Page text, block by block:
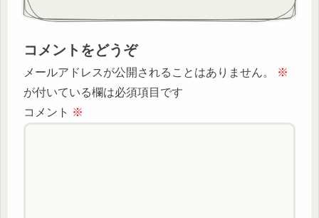
コメントをどうぞ
メールアドレスが公開されることはありません。
※
が付いている欄は必須項目です
コメント ※